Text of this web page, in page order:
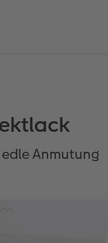
Anmutung